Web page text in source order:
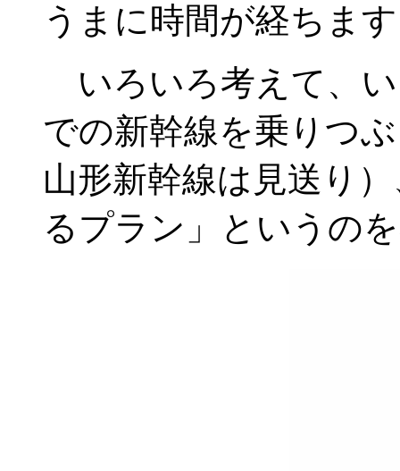
うまに時間が経ちま
いろいろ考えて、
での新幹線を乗りつ
山形新幹線は見送り
るプラン」というの